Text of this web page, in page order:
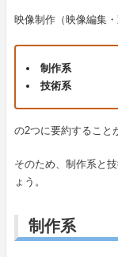
映像制作（映像編集
制作系
技術系
の2つに要約すること
そのため、制作系と
ょう。
制作系